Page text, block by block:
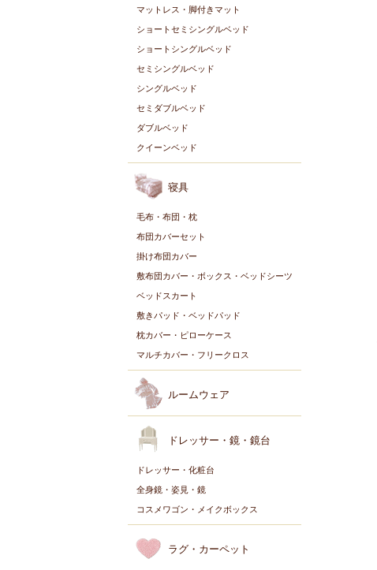
マットレス・脚付きマット
ショートセミシングルベッド
ショートシングルベッド
セミシングルベッド
シングルベッド
セミダブルベッド
ダブルベッド
クイーンベッド
寝具
毛布・布団・枕
布団カバーセット
掛け布団カバー
敷布団カバー・ボックス・ベッドシーツ
ベッドスカート
敷きパッド・ベッドパッド
枕カバー・ピローケース
マルチカバー・フリークロス
ルームウェア
ドレッサー・鏡・鏡台
ドレッサー・化粧台
全身鏡・姿見・鏡
コスメワゴン・メイクボックス
ラグ・カーペット